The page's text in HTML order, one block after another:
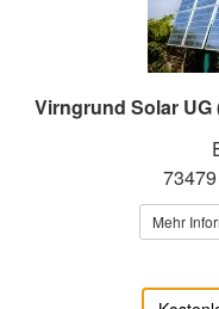
Virngrund Solar
Mehr